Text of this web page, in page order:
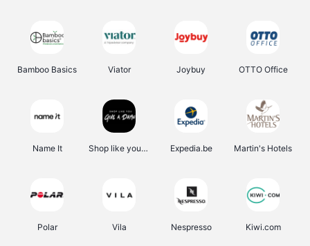
Bamboo Basics Viator Joybuy OTTO Office
Name It Shop like you Give A Damn Expedia.be Martin's Hotels
Polar Vila Nespresso Kiwi.com